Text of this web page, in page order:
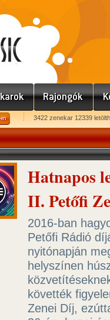
3422 zenekar 12339
Hatnapos
II. Petőfi
2016-ban
Petőfi Rádió
nyitónapján
helyszínen
követték
Zenei Díj,